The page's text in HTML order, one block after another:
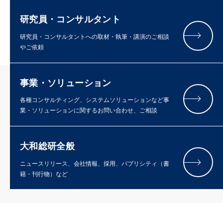
研究員・コンサルタント
研究員・コンサルタントへの取材・執筆・講演のご相談
やご依頼
事業・ソリューション
各種コンサルティング、システムソリューションなど事
業・ソリューションに関するお問い合わせ、ご相談
大和総研全般
ニュースリリース、会社情報、採用、パブリシティ（書
籍・刊行物）など